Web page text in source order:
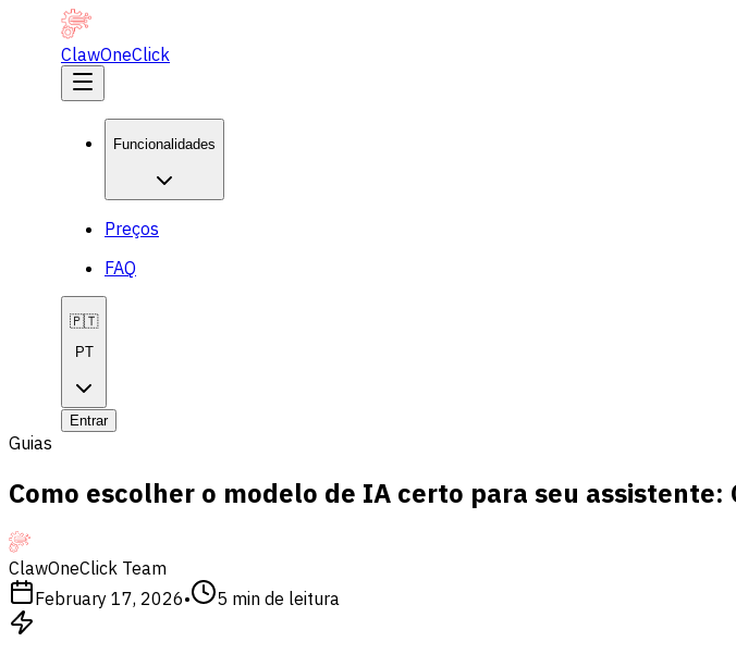
ClawOneClick
Funcionalidades
Preços
FAQ
🇵🇹
PT
Entrar
Guias
Como escolher o modelo de IA certo para seu assistente:
ClawOneClick Team
February 17, 2026• 5 min de leitura